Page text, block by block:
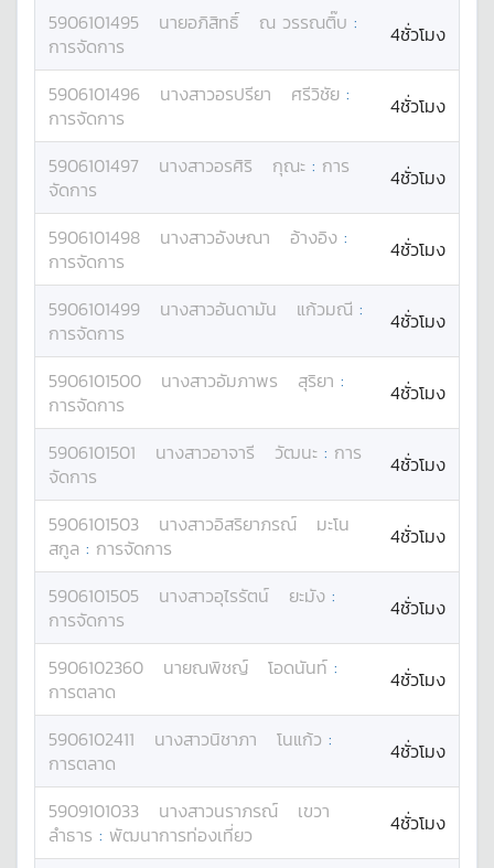
5906101495 นายอภิสิทธิ์ ณ วรรณติ๊บ :
การจัดการ
4ชั่วโมง
5906101496 นางสาวอรปรียา ศรีวิชัย :
การจัดการ
4ชั่วโมง
5906101497 นางสาวอรศิริ กุณะ : การ
จัดการ
4ชั่วโมง
5906101498 นางสาวอังษณา อ้างอิง :
การจัดการ
4ชั่วโมง
5906101499 นางสาวอันดามัน แก้วมณี :
การจัดการ
4ชั่วโมง
5906101500 นางสาวอัมภาพร สุริยา :
การจัดการ
4ชั่วโมง
5906101501 นางสาวอาจารี วัฒนะ : การ
จัดการ
4ชั่วโมง
5906101503 นางสาวอิสริยาภรณ์
มะโน
สกูล : การจัดการ 4ชั่วโมง
5906101505 นางสาวอุไรรัตน์ ยะมัง :
การจัดการ
4ชั่วโมง
5906102360 นายณพิชญ์ โอดนันท์ :
การตลาด
4ชั่วโมง
5906102411 นางสาวนิชาภา โนแก้ว :
การตลาด
4ชั่วโมง
5909101033 นางสาวนราภรณ์
เขวา
ลำธาร : พัฒนาการท่องเที่ยว 4ชั่วโมง